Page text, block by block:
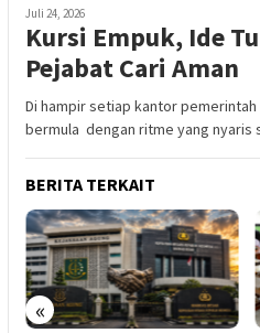
Juli 24, 2026
Kursi Empuk, Ide
Pejabat Cari Aman
Di hampir setiap kantor
bermula dengan ritme yang nyaris
BERITA TERKAIT
«